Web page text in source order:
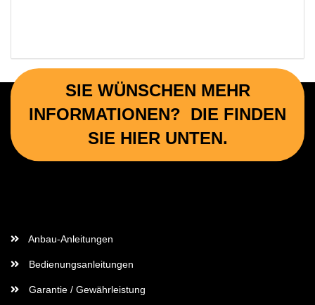
SIE WÜNSCHEN MEHR
INFORMATIONEN? DIE FINDEN
SIE HIER UNTEN.
Anbau-Anleitungen
Bedienungsanleitungen
Garantie / Gewährleistung